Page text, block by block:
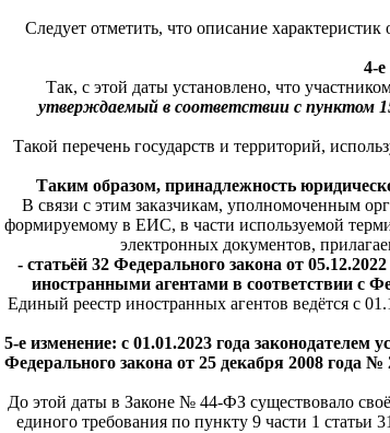
Следует отметить, что описание
4-
Так, с этой даты установлено, что
утверждаемый в соответствии с пунктом
Такой перечень государств и территорий,
Таким образом, принадлежность
В связи с этим заказчикам, уполномоченным
формируемому в ЕИС, в части используемой
электронных документов,
- статьёй 32 Федерального закона от
иностранными агентами в соответствии с
Единый реестр иностранных агентов ведётся с
5-е изменение: с 01.01.2023 года
Федерального закона от 25 декабря 2008
До этой даты в Законе № 44-ФЗ существовало
единого требования по пункту 9 части 1